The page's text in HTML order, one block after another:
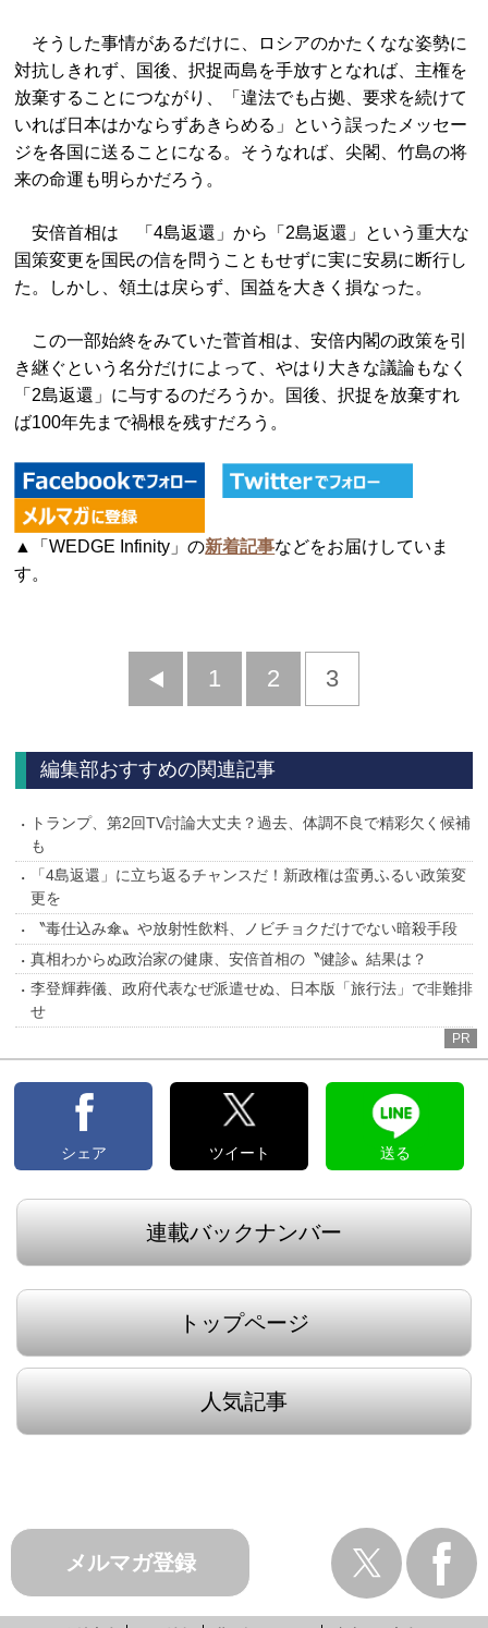
そうした事情があるだけに、ロシアのかたくなな姿勢に
対抗しきれず、国後、択捉両島を手放すとなれば、主権を
放棄することにつながり、「違法でも占拠、要求を続けて
いれば日本はかならずあきらめる」という誤ったメッセー
ジを各国に送ることになる。そうなれば、尖閣、竹島の将
来の命運も明らかだろう。
安倍首相は 「4島返還」から「2島返還」という重大な
国策変更を国民の信を問うこともせずに実に安易に断行し
た。しかし、領土は戻らず、国益を大きく損なった。
この一部始終をみていた菅首相は、安倍内閣の政策を引
き継ぐという名分だけによって、やはり大きな議論もなく
「2島返還」に与するのだろうか。国後、択捉を放棄すれ
ば100年先まで禍根を残すだろう。
▲「WEDGE Infinity」の新着記事などをお届けしていま
す。
前
1 2 3
編集部おすすめの関連記事
トランプ、第2回TV討論大丈夫？過去、体調不良で精彩欠く候補
も
「4島返還」に立ち返るチャンスだ！新政権は蛮勇ふるい政策変
更を
〝毒仕込み傘〟や放射性飲料、ノビチョクだけでない暗殺手段
真相わからぬ政治家の健康、安倍首相の〝健診〟結果は？
李登輝葬儀、政府代表なぜ派遣せぬ、日本版「旅行法」で非難排
せ
PR
シェア ツイート 送る
連載バックナンバー
トップページ
人気記事
メルマガ登録